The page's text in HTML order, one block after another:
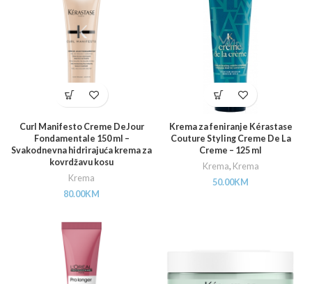
Curl Manifesto Creme DeJour
Fondamentale 150 ml –
Svakodnevna hidrirajuća krema za
kovrdžavu kosu
Krema
80.00KM
Krema za feniranje Kérastase
Couture Styling Creme De La
Creme – 125 ml
Krema, Krema
50.00KM